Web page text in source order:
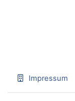
Impressum